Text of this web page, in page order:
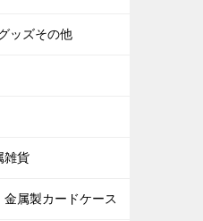
ッズその他
雑貨
属製カードケース